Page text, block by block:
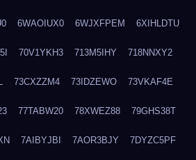
6WAOIUX0 6WJXFPEM 6XIHLDTU
70V1YKH3 713M5IHY 718NNXY2
73CXZZM4 73IDZEWO 73VKAF4E
77TABW20 78XWEZ88 79GHS38T
7AIBYJBI 7AOR3BJY 7DYZC5PF